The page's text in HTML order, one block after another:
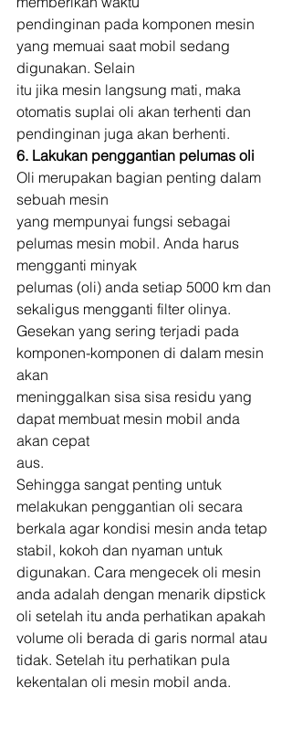
pendinginan pada komponen mesin
yang memuai saat mobil sedang
digunakan. Selain
itu jika mesin langsung mati, maka
otomatis suplai oli akan terhenti dan
pendinginan juga akan berhenti.
6. Lakukan penggantian pelumas oli
Oli merupakan bagian penting dalam
sebuah mesin
yang mempunyai fungsi sebagai
pelumas mesin mobil. Anda harus
mengganti minyak
pelumas (oli) anda setiap 5000 km dan
sekaligus mengganti filter olinya.
Gesekan yang sering terjadi pada
komponen-komponen di dalam mesin
akan
meninggalkan sisa sisa residu yang
dapat membuat mesin mobil anda
akan cepat
aus.
Sehingga sangat penting untuk
melakukan penggantian oli secara
berkala agar kondisi mesin anda tetap
stabil, kokoh dan nyaman untuk
digunakan. Cara mengecek oli mesin
anda adalah dengan menarik dipstick
oli setelah itu anda perhatikan apakah
volume oli berada di garis normal atau
tidak. Setelah itu perhatikan pula
kekentalan oli mesin mobil anda.